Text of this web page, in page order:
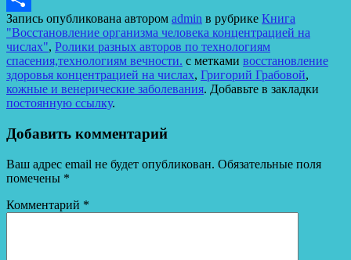
Отправить
Запись опубликована автором admin в рубрике Книга
"Восстановление организма человека концентрацией на
числах", Ролики разных авторов по технологиям
спасения,технологиям вечности. с метками восстановление
здоровья концентрацией на числах, Григорий Грабовой,
кожные и венерические заболевания. Добавьте в закладки
постоянную ссылку.
Добавить комментарий
Ваш адрес email не будет опубликован. Обязательные поля
помечены *
Комментарий *